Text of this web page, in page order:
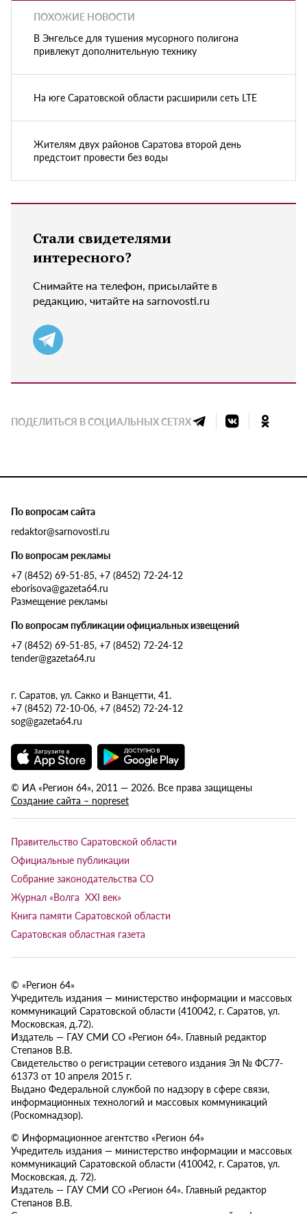
ПОХОЖИЕ НОВОСТИ
В Энгельсе для тушения мусорного полигона
привлекут дополнительную технику
На юге Саратовской области расширили сеть LTE
Жителям двух районов Саратова второй день
предстоит провести без воды
Стали свидетелями
интересного?
Снимайте на телефон, присылайте в
редакцию, читайте на sarnovosti.ru
ПОДЕЛИТЬСЯ В СОЦИАЛЬНЫХ СЕТЯХ
По вопросам сайта
redaktor@sarnovosti.ru
По вопросам рекламы
+7 (8452) 69-51-85, +7 (8452) 72-24-12
eborisova@gazeta64.ru
Размещение рекламы
По вопросам публикации официальных извещений
+7 (8452) 69-51-85, +7 (8452) 72-24-12
tender@gazeta64.ru
г. Саратов, ул. Сакко и Ванцетти, 41.
+7 (8452) 72-10-06, +7 (8452) 72-24-12
sog@gazeta64.ru
© ИА «Регион 64», 2011 — 2026. Все права защищены
Создание сайта – nopreset
Правительство Саратовской области
Официальные публикации
Собрание законодательства СО
Журнал «Волга XXI век»
Книга памяти Саратовской области
Саратовская областная газета
© «Регион 64»
Учредитель издания — министерство информации и массовых
коммуникаций Саратовской области (410042, г. Саратов, ул.
Московская, д.72).
Издатель — ГАУ СМИ СО «Регион 64». Главный редактор
Степанов В.В.
Свидетельство о регистрации сетевого издания Эл № ФС77-
61373 от 10 апреля 2015 г.
Выдано Федеральной службой по надзору в сфере связи,
информационных технологий и массовых коммуникаций
(Роскомнадзор).
© Информационное агентство «Регион 64»
Учредитель издания — министерство информации и массовых
коммуникаций Саратовской области (410042, г. Саратов, ул.
Московская, д. 72).
Издатель — ГАУ СМИ СО «Регион 64». Главный редактор
Степанов В.В.